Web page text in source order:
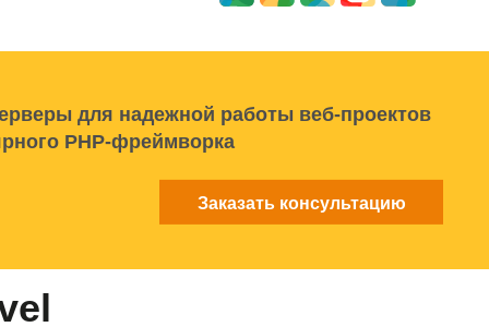
для надежной работы веб-проектов
PHP-фреймворка
Заказать консультацию